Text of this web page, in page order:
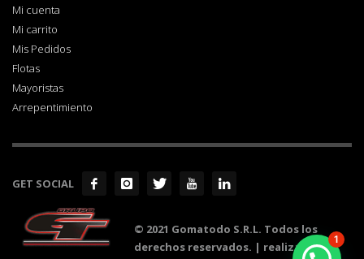
Mi cuenta
Mi carrito
Mis Pedidos
Flotas
Mayoristas
Arrepentimiento
GET SOCIAL
© 2021 Gomatodo S.R.L. Todos los
derechos reservados. | realizado por
1